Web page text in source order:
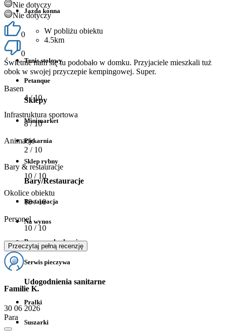
Jazda konna
W pobliżu obiektu
4.5km
Tenis stołowy
Petanque
Sklepy
Minimarket
Piekarnia
Sklep rybny
Bary/Restauracje
Restauracja
Na wynos
Bar z przekąskami
Serwis pieczywa
Udogodnienia sanitarne
Pralki
Suszarki
Nie dotyczy
Nie dotyczy
0
0
Świetnie nam się tu podobało w domku. Przyjaciele mieszkali tuż
obok w swojej przyczepie kempingowej. Super.
Basen
4/ 10
Infrastruktura sportowa
8/ 10
Animacje
2 / 10
Bary & restauracje
10 / 10
Okolice obiektu
10/ 10
Personel
10 / 10
Przeczytaj pełną recenzję
Familie K.
30 06 2026
Para